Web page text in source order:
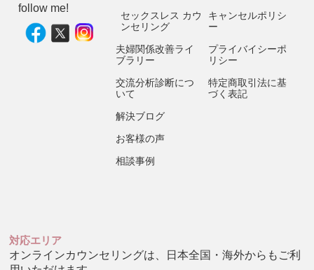
follow me!
セックスレス カウ
ンセリング
夫婦関係改善ライ
ブラリー
交流分析診断につ
いて
解決ブログ
お客様の声
相談事例
キャンセルポリシ
ー
プライバイシーポ
リシー
特定商取引法に基
づく表記
対応エリア
オンラインカウンセリングは、日本全国・海外からもご利